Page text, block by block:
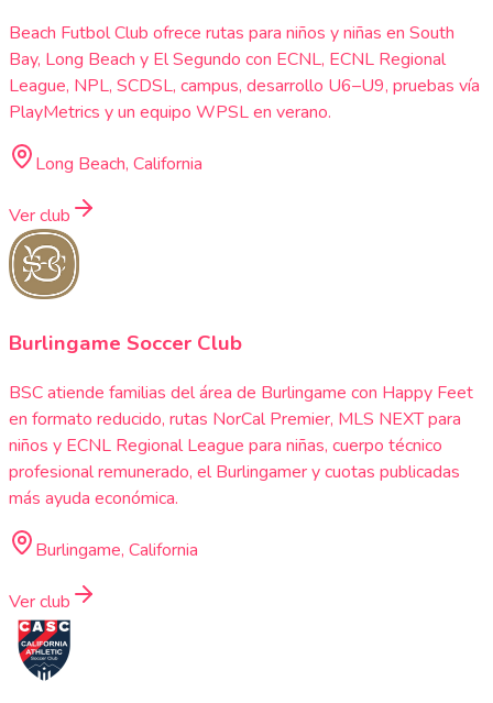
Beach Futbol Club ofrece rutas para niños y niñas en South
Bay, Long Beach y El Segundo con ECNL, ECNL Regional
League, NPL, SCDSL, campus, desarrollo U6–U9, pruebas vía
PlayMetrics y un equipo WPSL en verano.
Long Beach, California
Ver club
Burlingame Soccer Club
BSC atiende familias del área de Burlingame con Happy Feet
en formato reducido, rutas NorCal Premier, MLS NEXT para
niños y ECNL Regional League para niñas, cuerpo técnico
profesional remunerado, el Burlingamer y cuotas publicadas
más ayuda económica.
Burlingame, California
Ver club